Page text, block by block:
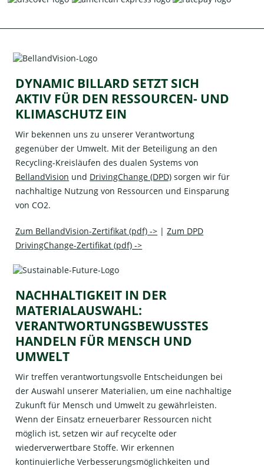
DYNAMIC BILLARD SETZT SICH
AKTIV FÜR DEN RESSOURCEN- UND
KLIMASCHUTZ EIN
Wir bekennen uns zu unserer Verantwortung
gegenüber der Umwelt. Mit der Beteiligung an den
Recycling-Kreisläufen des dualen Systems von
BellandVision und DrivingChange (DPD) sorgen wir für
nachhaltige Nutzung von Ressourcen und Einsparung
von CO2.
Zum BellandVision-Zertifikat (pdf) -> |Zum DPD
DrivingChange-Zertifikat (pdf) ->
NACHHALTIGKEIT IN DER
MATERIALAUSWAHL:
VERANTWORTUNGSBEWUSSTES
HANDELN FÜR MENSCH UND
UMWELT
Wir treffen verantwortungsvolle Entscheidungen bei
der Auswahl unserer Materialien, um eine nachhaltige
Zukunft für Mensch und Umwelt zu gewährleisten.
Wenn der Einsatz erneuerbarer Ressourcen nicht
möglich ist, setzen wir auf recycelte oder
wiederverwertbare Stoffe. Wir erkennen
kontinuierliche Verbesserungsmöglichkeiten und